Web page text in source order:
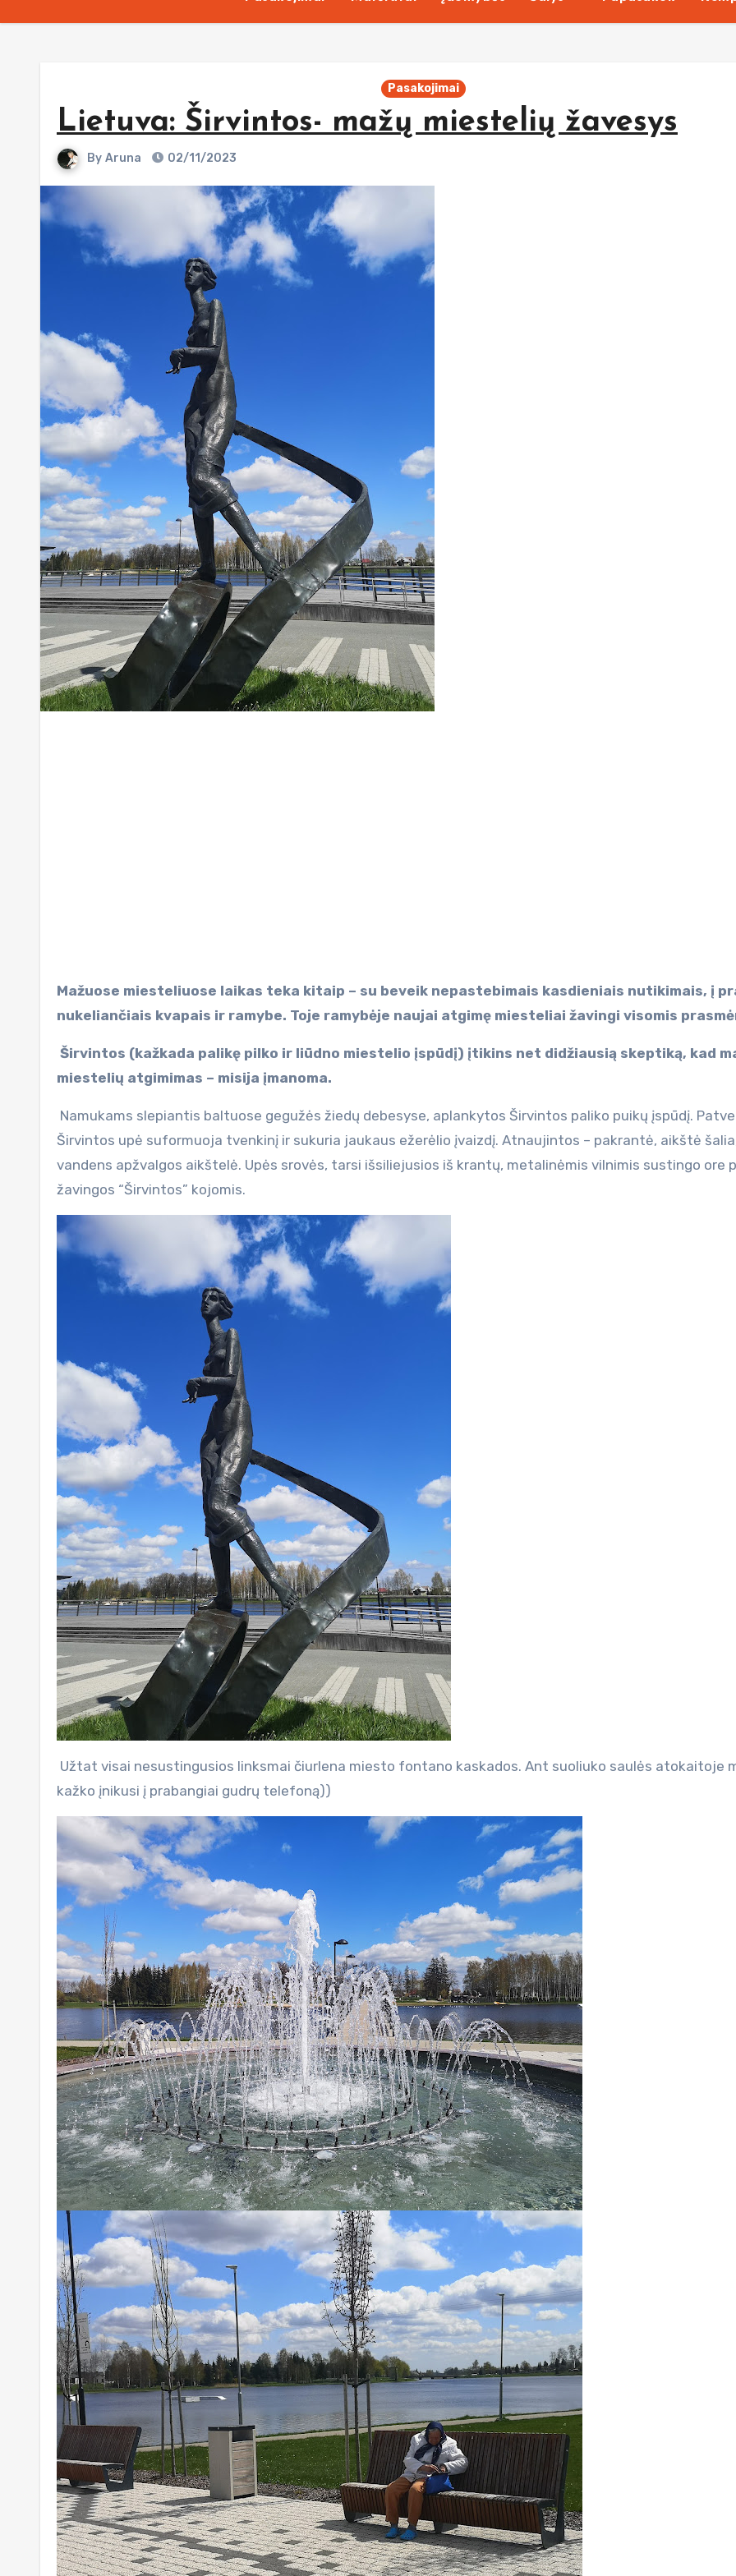
Pasakojimai
Lietuva: Širvintos- mažų miestelių žavesys
By Aruna 02/11/2023
Mažuose miesteliuose laikas teka kitaip – su beveik nepastebimais kasdieniais nutikimais, į praeitį
nukeliančiais kvapais ir ramybe. Toje ramybėje naujai atgimę miesteliai žavingi visomis
Širvintos (kažkada palikę pilko ir liūdno miestelio įspūdį) įtikins net didžiausią skeptiką, kad
miestelių atgimimas – misija įmanoma.
Namukams slepiantis baltuose gegužės žiedų debesyse, aplankytos Širvintos paliko puikų įspūdį.
Širvintos upė suformuoja tvenkinį ir sukuria jaukaus ežerėlio įvaizdį. Atnaujintos – pakrantė, aikštė
vandens apžvalgos aikštelė. Upės srovės, tarsi išsiliejusios iš krantų, metalinėmis vilnimis sustingo ore
žavingos “Širvintos” kojomis.
Užtat visai nesustingusios linksmai čiurlena miesto fontano kaskados. Ant suoliuko saulės atokaitoje
kažko įnikusi į prabangiai gudrų telefoną))